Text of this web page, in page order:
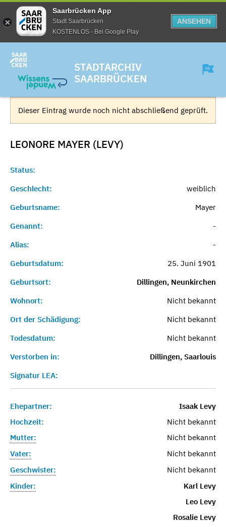
Saarbrücken App
Stadt Saarbrücken
KOSTENLOS - Bei Google Play
ANSEHEN
STADTARCHIV
SAARBRÜCKEN
Dieser Eintrag wurde noch nicht abschließend geprüft.
LEONORE MAYER (LEVY)
Status:
Geschlecht:
weiblich
Geburtsname:
Mayer
Genannt:
-
Alias:
-
Geburtsdatum:
25. Juni 1901
Geburtsort:
Dillingen, Neunkirchen
Wohnort:
Nicht bekannt
Ort der Schädigung:
Nicht bekannt
Todesdatum:
Nicht bekannt
Verstorben in:
Dillingen, Saarlouis
Signatur LEA:
Ehepartner:
Isaak Levy
Hochzeit:
Nicht bekannt
Mutter:
Nicht bekannt
Vater:
Nicht bekannt
Geschwister:
Nicht bekannt
Kinder:
Karl Levy
Leo Levy
Rosalie Levy